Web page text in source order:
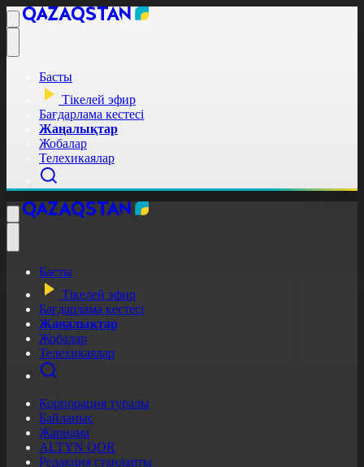
Басты
Тікелей эфир
Бағдарлама кестесі
Жаңалықтар
Жобалар
Телехикаялар
Басты
Тікелей эфир
Бағдарлама кестесі
Жаңалықтар
Жобалар
Телехикаялар
Корпорация туралы
Байланыс
Жарнама
ALTYN QOR
Редакция стандарты